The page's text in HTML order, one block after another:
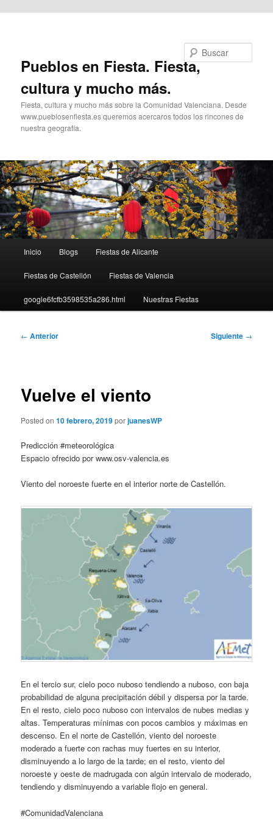
Pueblos en Fiesta. Fiesta,
cultura y mucho más.
Fiesta, cultura y mucho más sobre la Comunidad Valenciana. Desde
www.pueblosenfiesta.es queremos acercaros todos los rincones de
nuestra geografía.
principal
Inicio Blogs Fiestas de Alicante
Fiestas de Castellón Fiestas de Valencia
google6fcfb3598535a286.html Nuestras Fiestas
Navegación
← Anterior Siguiente →
Vuelve el viento
Posted on10 febrero, 2019porjuanesWP
Predicción #meteorológica
Espacio ofrecido por www.osv-valencia.es
Viento del noroeste fuerte en el interior norte de Castellón.
En el tercio sur, cielo poco nuboso tendiendo a nuboso, con baja
probabilidad de alguna precipitación débil y dispersa por la tarde.
En el resto, cielo poco nuboso con intervalos de nubes medias y
altas. Temperaturas mínimas con pocos cambios y máximas en
descenso. En el norte de Castellón, viento del noroeste
moderado a fuerte con rachas muy fuertes en su interior,
disminuyendo a lo largo de la tarde; en el resto, viento del
noroeste y oeste de madrugada con algún intervalo de moderado,
tendiendo y disminuyendo a variable flojo en general.
#ComunidadValenciana